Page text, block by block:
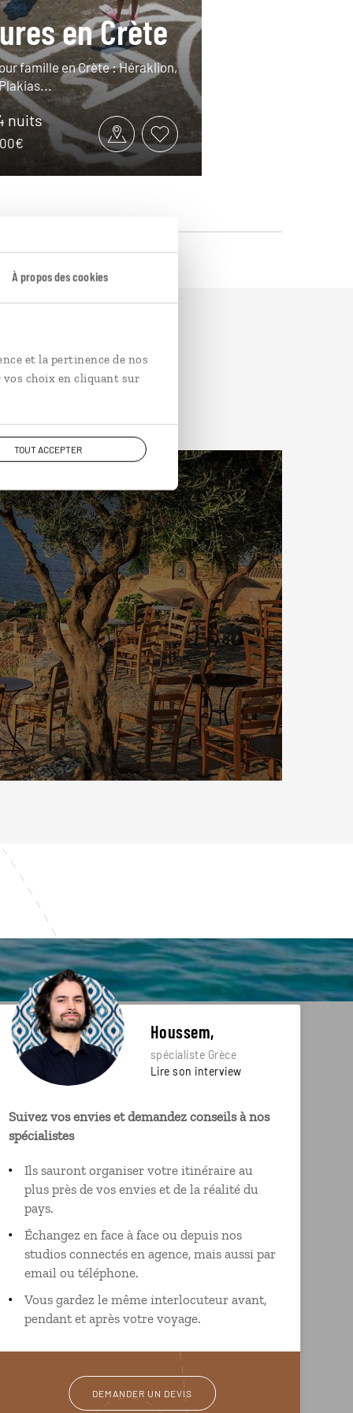
À propos des cookies
et la pertinence de nos
vos choix en cliquant sur
TOUT ACCEPTER
en Crète
famille en Crète : Héraklion,
nuits
Houssem,
spécialiste Grèce
Lire son interview
Suivez vos envies et demandez conseils à nos
spécialistes
Ils sauront organiser votre itinéraire au
plus près de vos envies et de la réalité du
pays.
Échangez en face à face ou depuis nos
studios connectés en agence, mais aussi par
email ou téléphone.
Vous gardez le même interlocuteur avant,
pendant et après votre voyage.
DEMANDER UN DEVIS